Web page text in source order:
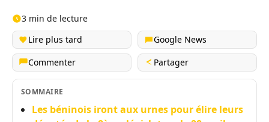
3 min de lecture
Lire plus tard
Google News
Commenter
Partager
SOMMAIRE
Les béninois iront aux urnes pour élire leurs